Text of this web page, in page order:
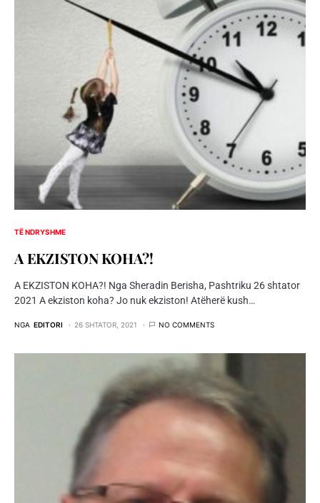
TË NDRYSHME
A EKZISTON KOHA?!
A EKZISTON KOHA?! Nga Sheradin Berisha, Pashtriku 26 shtator
2021 A ekziston koha? Jo nuk ekziston! Atëherë kush…
NGA EDITORI 26 SHTATOR, 2021 NO COMMENTS